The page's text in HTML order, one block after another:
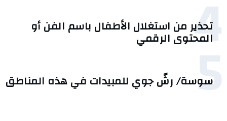
4
تحذير من استغلال الأطفال باسم الفن أو
المحتوى الرقمي
5
سوسة/ رشّ جوي للمبيدات في هذه المناطق